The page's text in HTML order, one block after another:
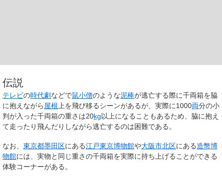
伝説
テレビの時代劇 などで鼠小僧のような泥棒が逃亡する際に千両箱を脇
に抱えながら屋根 上を飛び移るシーンがあるが、実際に1000両分の小
判が入った千両箱の重さは20kg以上になることもあるため、脇に抱え
て走ったり飛んだりしながら逃亡するのは困難である。
なお、 東京都墨田区にある江戸東京博物館や大阪市北区にある造幣博
物館には、実物と同じ重さの千両箱を実際に持ち上げることができる
体験コーナーがある。